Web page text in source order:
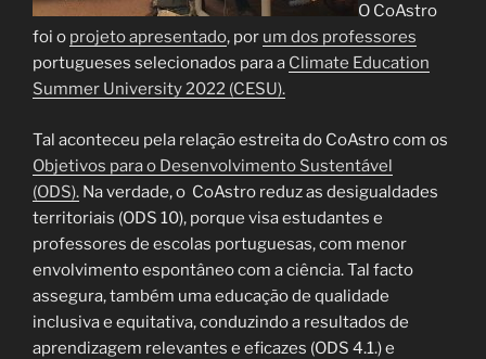
O CoAstro
foi o projeto apresentado, por um dos professores
portugueses selecionados para a Climate Education
Summer University 2022 (CESU).
Tal aconteceu pela relação estreita do CoAstro com os
Objetivos para o Desenvolvimento Sustentável
(ODS). Na verdade, o CoAstro reduz as desigualdades
territoriais (ODS 10), porque visa estudantes e
professores de escolas portuguesas, com menor
envolvimento espontâneo com a ciência. Tal facto
assegura, também uma educação de qualidade
inclusiva e equitativa, conduzindo a resultados de
aprendizagem relevantes e eficazes (ODS 4.1.) e